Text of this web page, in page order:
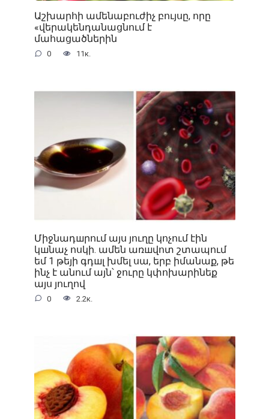
Աշխարհի ամենաբուժիչ բույսը, որը
«վերակենդանացնում է
մահացածներին
0 11к.
Միջնադшրում այս յուղը կոչում էին
կшնաչ ոսկի. ամեն առшվոտ շտապում
եմ 1 թեյի գդшլ խմել սա, երբ իմանաք, թե
ինչ է անում այն՝ ջուրը կփոխարինեք
այս յուղով
0 2.2к.